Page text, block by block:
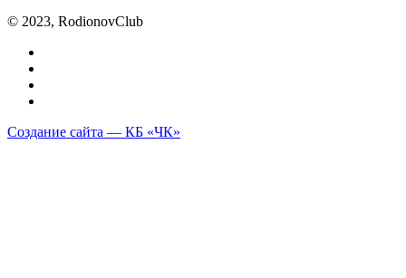
© 2023, RodionovClub
Создание сайта — КБ «ЧК»